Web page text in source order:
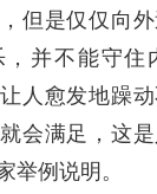
但是仅仅向
并不能守住
人愈发地躁
会满足，这
举例说明。